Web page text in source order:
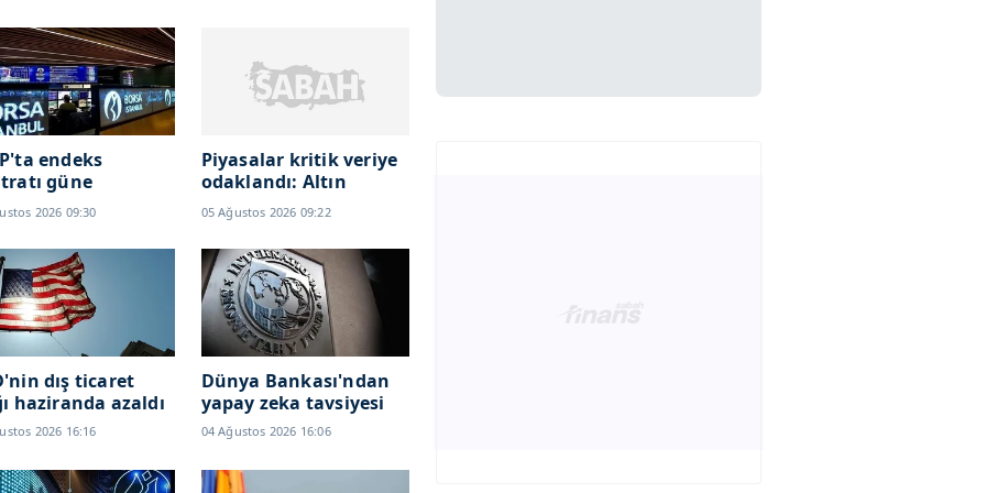
endeks
güne
başladı
2026 09:30
Piyasalar kritik veriye
odaklandı: Altın
fiyatlarını etkileyecek
05 Ağustos 2026 09:22
dış ticaret
haziranda azaldı
2026 16:16
Dünya Bankası'ndan
yapay zeka tavsiyesi
04 Ağustos 2026 16:06